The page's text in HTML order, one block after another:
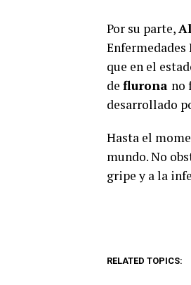
Por su parte,
Enfermedades
que en el
de flurona no
desarrollado
Hasta el
mundo. No
gripe y a la
RELATED TOPICS: